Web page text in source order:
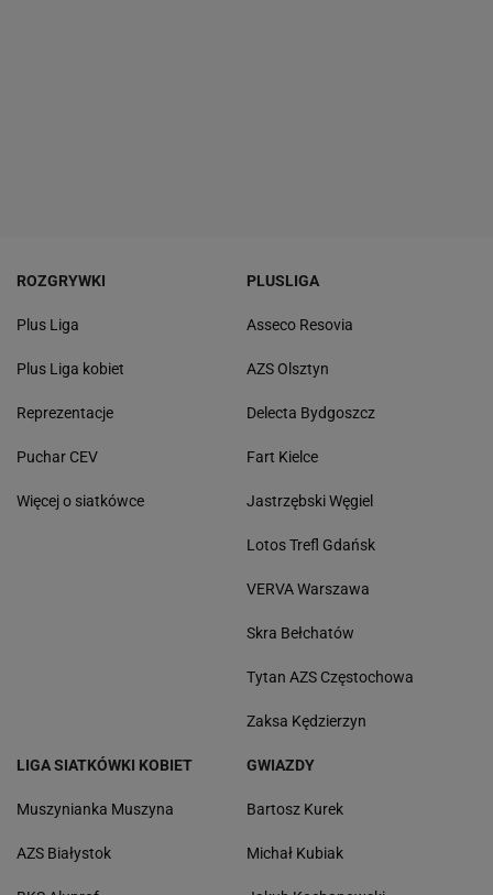
ROZGRYWKI
Plus Liga
Plus Liga kobiet
Reprezentacje
Puchar CEV
Więcej o siatkówce
PLUSLIGA
Asseco Resovia
AZS Olsztyn
Delecta Bydgoszcz
Fart Kielce
Jastrzębski Węgiel
Lotos Trefl Gdańsk
VERVA Warszawa
Skra Bełchatów
Tytan AZS Częstochowa
Zaksa Kędzierzyn
LIGA SIATKÓWKI KOBIET
Muszynianka Muszyna
AZS Białystok
GWIAZDY
Bartosz Kurek
Michał Kubiak